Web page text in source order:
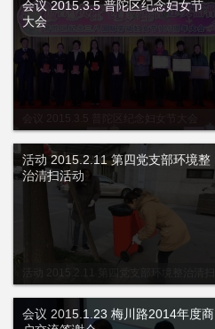
会议 2015.3.5 普陀区纪念妇女节
大会
活动 2015.2.11 第四党支部环境整
治清扫活动
会议 2015.1.23 梅川路2014年度商